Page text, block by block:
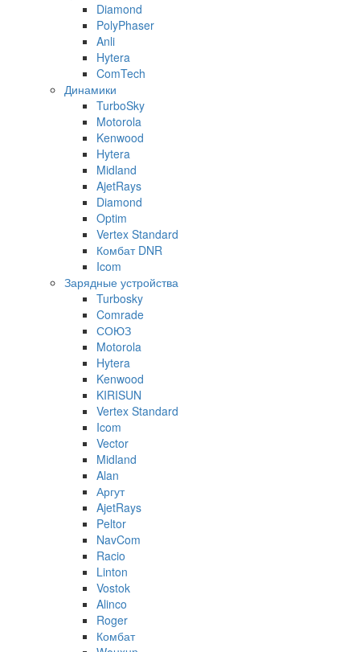
Diamond
PolyPhaser
Anli
Hytera
ComTech
Динамики
TurboSky
Motorola
Kenwood
Hytera
Midland
AjetRays
Diamond
Optim
Vertex Standard
Комбат DNR
Icom
Зарядные устройства
Turbosky
Comrade
СОЮЗ
Motorola
Hytera
Kenwood
KIRISUN
Vertex Standard
Icom
Vector
Midland
Alan
Аргут
AjetRays
Peltor
NavCom
Racio
Linton
Vostok
Alinco
Roger
Комбат